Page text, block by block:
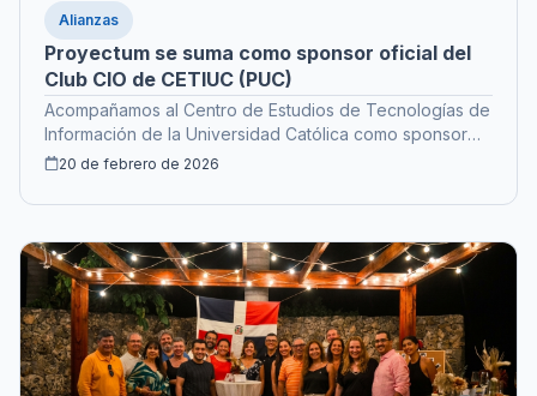
Alianzas
Proyectum se suma como sponsor oficial del
Club CIO de CETIUC (PUC)
Acompañamos al Centro de Estudios de Tecnologías de
Información de la Universidad Católica como sponsor
del Club CIO 2026.
20 de febrero de 2026